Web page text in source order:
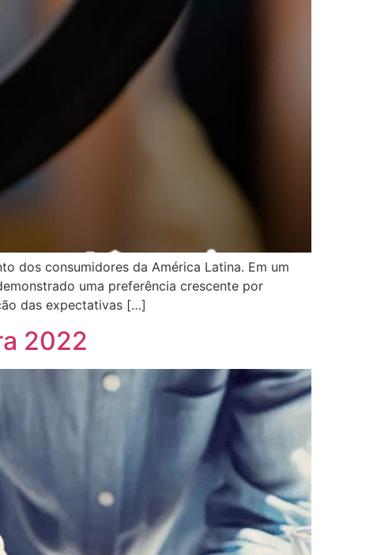
dos consumidores da América Latina. Em um
uma preferência crescente por
das expectativas […]
2022